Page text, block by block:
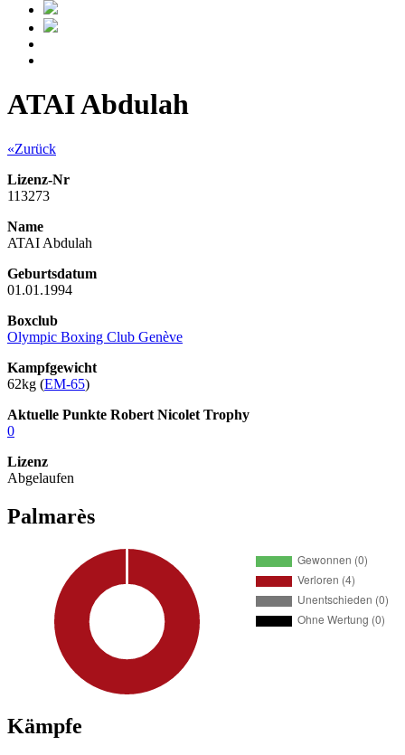
ATAI Abdulah
«Zurück
Lizenz-Nr
113273
Name
ATAI Abdulah
Geburtsdatum
01.01.1994
Boxclub
Olympic Boxing Club Genève
Kampfgewicht
62kg (EM-65)
Aktuelle Punkte Robert Nicolet Trophy
0
Lizenz
Abgelaufen
Palmarès
Kämpfe